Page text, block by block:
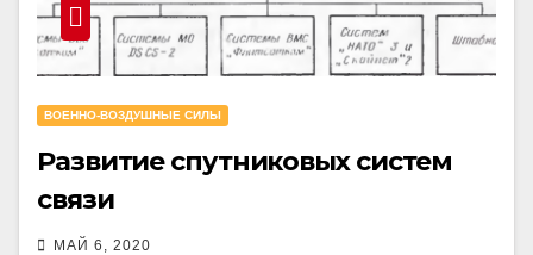
ВОЕННО-ВОЗДУШНЫЕ СИЛЫ
Развитие спутниковых систем
связи
МАЙ 6, 2020